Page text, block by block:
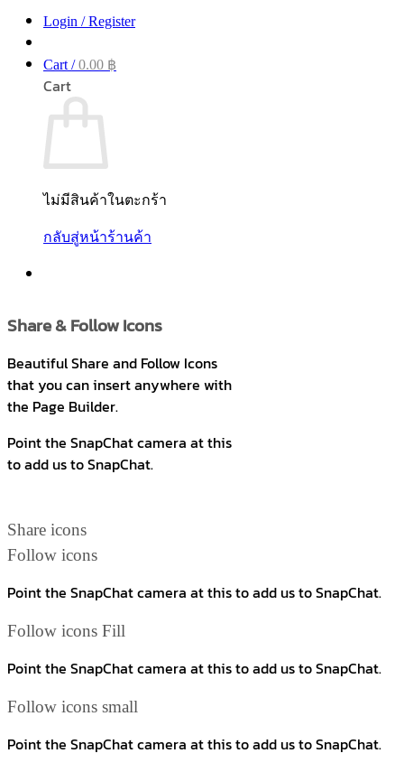
Login / Register
Cart /0.00 ฿
Cart
ไม่มีสินค้าในตะกร้า
กลับสู่หน้าร้านค้า
Share & Follow Icons
Beautiful Share and Follow Icons
that you can insert anywhere with
the Page Builder.
Point the SnapChat camera at this
to add us to SnapChat.
Share icons
Follow icons
Point the SnapChat camera at this to add us to SnapChat.
Follow icons Fill
Point the SnapChat camera at this to add us to SnapChat.
Follow icons small
Point the SnapChat camera at this to add us to SnapChat.